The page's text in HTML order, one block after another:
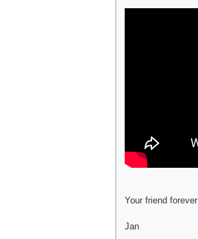
Your friend forever
Jan